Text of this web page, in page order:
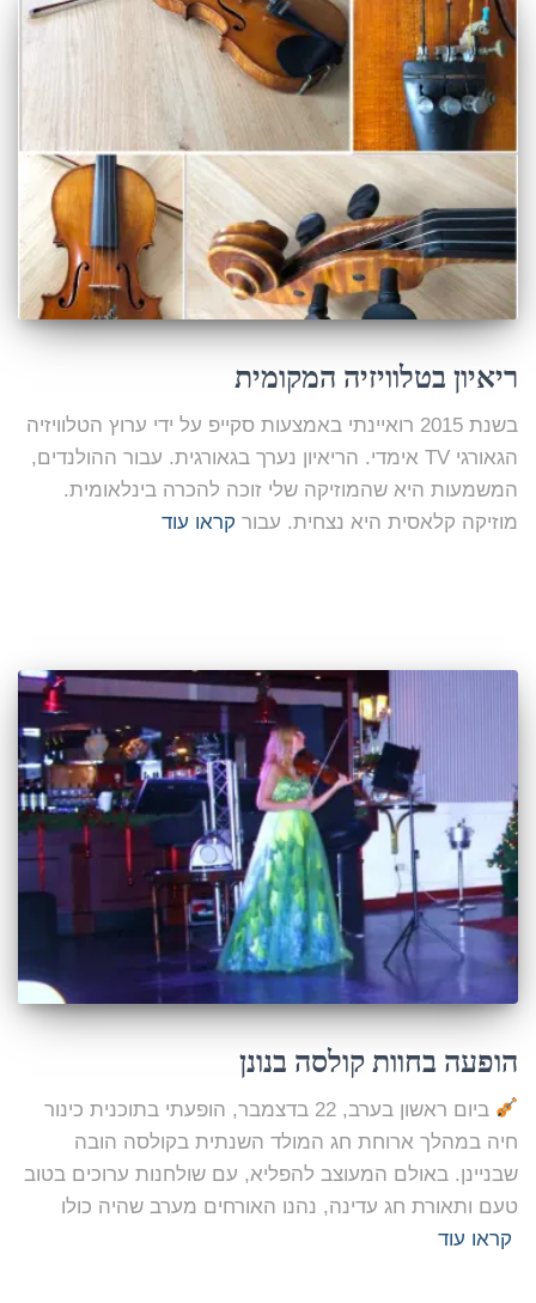
ריאיון בטלוויזיה המקומית
בשנת 2015 רואיינתי באמצעות סקייפ על ידי ערוץ הטלוויזיה
הגאורגי TV אימדי. הריאיון נערך בגאורגית. עבור ההולנדים,
המשמעות היא שהמוזיקה שלי זוכה להכרה בינלאומית.
מוזיקה קלאסית היא נצחית. עבור קראו עוד
הופעה בחוות קולסה בנונן
ביום ראשון בערב, 22 בדצמבר, הופעתי בתוכנית כינור
חיה במהלך ארוחת חג המולד השנתית בקולסה הובה
שבניינן. באולם המעוצב להפליא, עם שולחנות ערוכים בטוב
טעם ותאורת חג עדינה, נהנו האורחים מערב שהיה כולו
קראו עוד